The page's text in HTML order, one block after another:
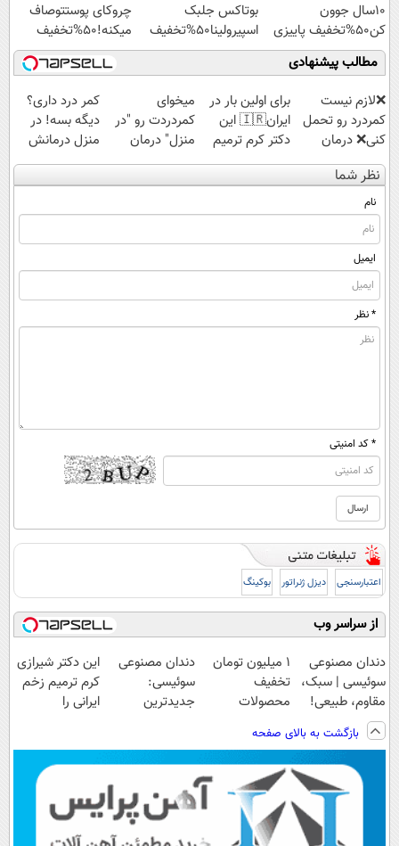
10سال جوون
کن50%تخفیف پاییزی
بوتاکس جلبک
اسپیرولینا50%تخفیف
چروکای پوستتوصاف
میکنه!50%تخفیف
مطالب پیشنهادی
❌لازم نیست
کمردرد رو تحمل
کنی❌ درمان
بدون جراحی و
قرص
(پرسشنامه)
برای اولین بار در
ایران🇮🇷 این
دکتر کرم ترمیم
کننده 23 روزه
ساخت!
میخوای
کمردردت رو "در
منزل" درمان
کنی؟ (◂فیلم +
◂پرسش‌نامه)
کمر درد داری؟
دیگه بسه! در
منزل درمانش
کن
(◀پرسش‌نامه)
نظر شما
نام
ایمیل
* نظر
* کد امنیتی
اعتبارسنجی دیزل ژنراتور بوکینگ
از سراسر وب
دندان مصنوعی
سوئیسی | سبک،
مقاوم، طبیعی!
ویزیت
رایگان+پرداخت
اقساطی😍
۱ میلیون تومان
تخفیف
محصولات
نزدیک‌تر به
شروع کاهش
وزن
دندان مصنوعی
سوئیسی:
جدیدترین
پرداخت قسطی
این دکتر شیرازی
کرم ترمیم زخم
ایرانی را
بازگشت به بالای صفحه